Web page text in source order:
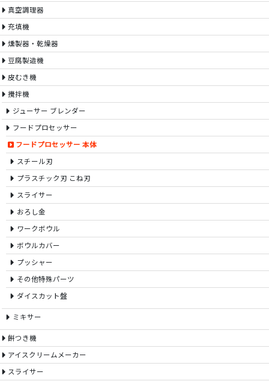
真空調理器
充填機
燻製器・乾燥器
豆腐製造機
皮むき機
攪拌機
ジューサー ブレンダー
フードプロセッサー
フードプロセッサー 本体
スチール刃
プラスチック刃 こね刃
スライサー
おろし金
ワークボウル
ボウルカバー
プッシャー
その他特殊パーツ
ダイスカット盤
ミキサー
餅つき機
アイスクリームメーカー
スライサー